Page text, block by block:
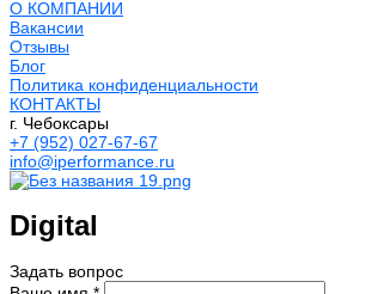
О КОМПАНИИ
Вакансии
Отзывы
Блог
Политика конфиденциальности
КОНТАКТЫ
г. Чебоксары
+7 (952) 027-67-67
info@iperformance.ru
Digital
Задать вопрос